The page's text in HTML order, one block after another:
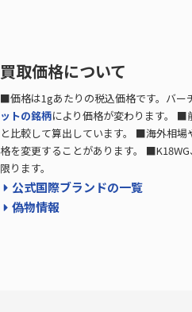
買取価格について
■価格は1gあたりの税込価格です。バ
ットの銘柄により価格が変わります。 ■
と比較して算出しています。 ■海外相
格を変更することがあります。
限ります。
公式国際ブランドの一覧
偽物情報